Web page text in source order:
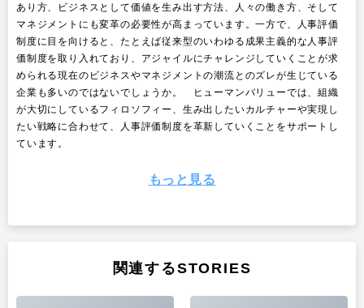
あり方、ビジネスとして価値を生み出す方法、人々の働き方、そして
マネジメントにも変革の必要性が高まっています。一方で、人事評価
制度に目を向けると、たとえば従来型のいわゆる成果主義的な人事評
価制度を取り入れており、アジャイルにチャレンジしていくことが求
められる現在のビジネスやマネジメントの潮流とのズレが生じている
企業も多いのではないでしょうか。 ヒューマンバリューでは、組織
が大切にしているフィロソフィー、生み出したいカルチャーや実現し
たい戦略に合わせて、人事評価制度を革新していくことをサポートし
ています。
もっと見る
関連するSTORIES